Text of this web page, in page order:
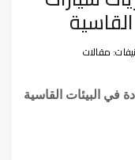
مقالات
في البيئات القاسية